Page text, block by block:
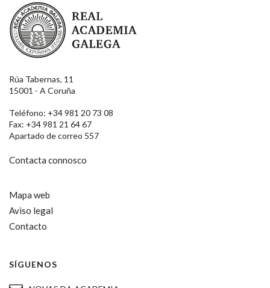
Real Academia Galega
Rúa Tabernas, 11
15001 - A Coruña
Teléfono: +34 981 20 73 08
Fax: +34 981 21 64 67
Apartado de correo 557
Contacta connosco
Mapa web
Aviso legal
Contacto
SÍGUENOS